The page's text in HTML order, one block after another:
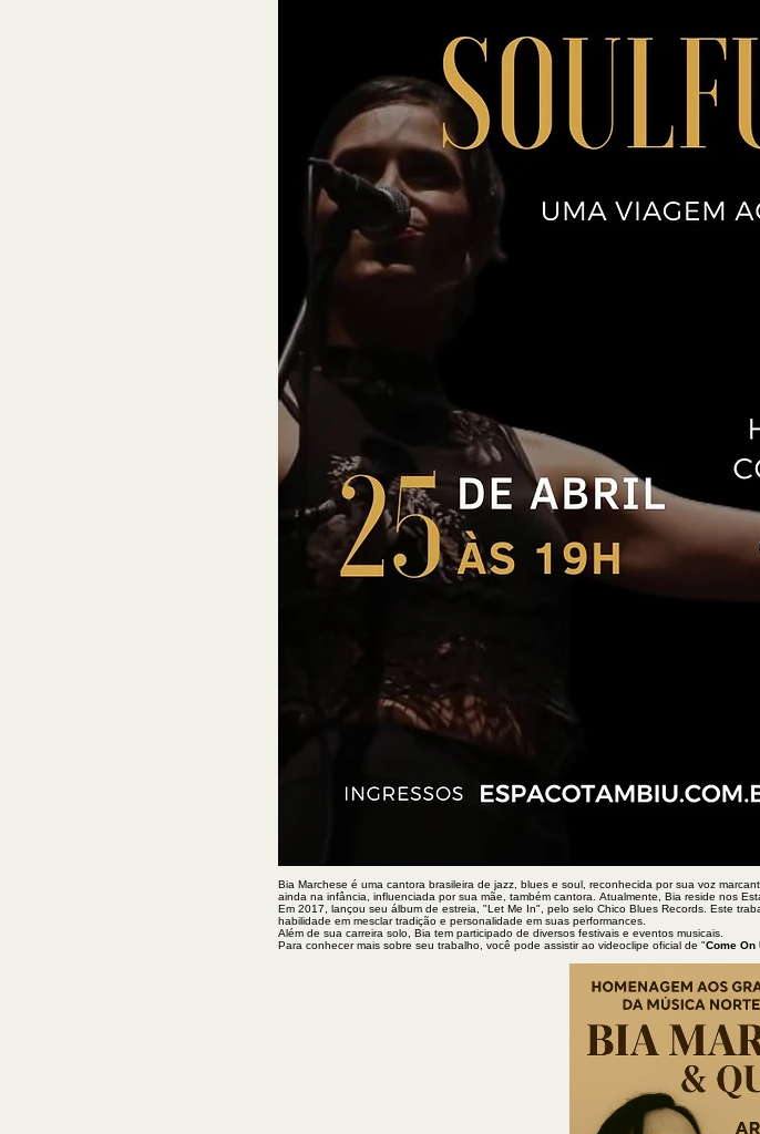
Bia Marchese é uma cantora brasileira de jazz, blues e soul, reconhecida por sua voz
ainda na infância, influenciada por sua mãe, também cantora. Atualmente, Bia reside nos
Em 2017, lançou seu álbum de estreia, "Let Me In", pelo selo Chico Blues Records. Este
habilidade em mesclar tradição e personalidade em suas performances.
Além de sua carreira solo, Bia tem participado de diversos festivais e eventos musicais.
Para conhecer mais sobre seu trabalho, você pode assistir ao videoclipe oficial de "Come On